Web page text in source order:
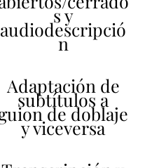
s y
audiodescripció
n
Adaptación de
subtítulos a
de doblaje
y viceversa